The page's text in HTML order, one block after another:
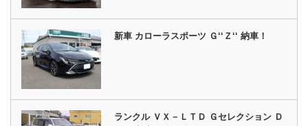
新車 カローラスポーツ Ｇ‘‘Ｚ‘‘ 納車！
ランクル ＶＸ－ＬＴＤ Ｇセレクション Ｄ